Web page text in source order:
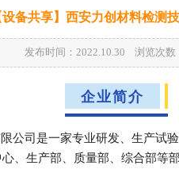
设备共享】西安力创材料检测
发布时间：2022.10.30 浏览次数
企业简介
公司是一家专业研发、生产试
、生产部、质量部、综合部等